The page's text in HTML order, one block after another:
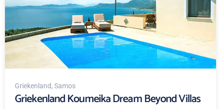
Griekenland, Samos
Griekenland Koumeika Dream Beyond Villas